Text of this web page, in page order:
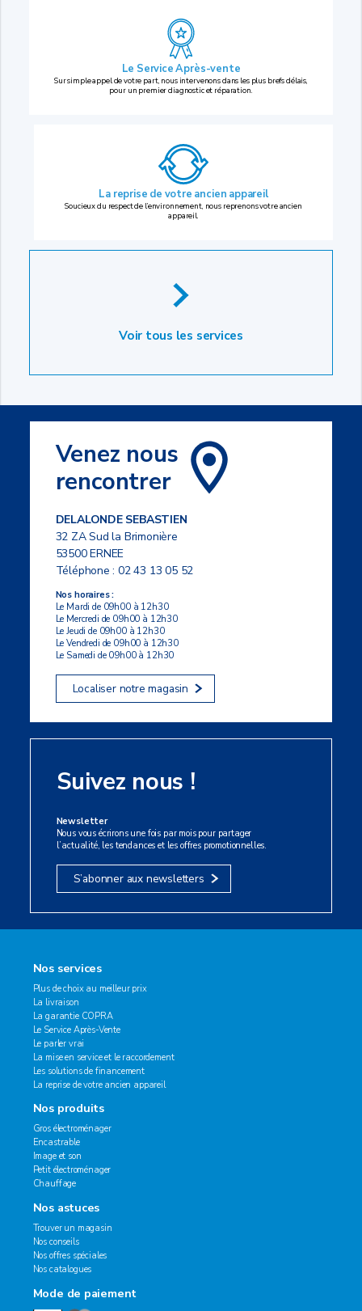
Le Service Après-vente
Sur simple appel de votre part, nous intervenons dans les plus brefs délais,
pour un premier diagnostic et réparation.
La reprise de votre ancien appareil
Soucieux du respect de l’environnement, nous reprenons votre ancien
appareil.
Voir tous les services
Venez nous
rencontrer
DELALONDE SEBASTIEN
32 ZA Sud la Brimonière
53500 ERNEE
Téléphone :02 43 13 05 52
Nos horaires :
Le Mardi de 09h00 à 12h30
Le Mercredi de 09h00 à 12h30
Le Jeudi de 09h00 à 12h30
Le Vendredi de 09h00 à 12h30
Le Samedi de 09h00 à 12h30
Localiser notre magasin
Suivez nous !
Newsletter
Nous vous écrirons une fois par mois pour partager
l’actualité, les tendances et les offres promotionnelles.
S’abonner aux newsletters
Nos services
Plus de choix au meilleur prix
La livraison
La garantie COPRA
Le Service Après-Vente
Le parler vrai
La mise en service et le raccordement
Les solutions de financement
La reprise de votre ancien appareil
Nos produits
Gros électroménager
Encastrable
Image et son
Petit électroménager
Chauffage
Nos astuces
Trouver un magasin
Nos conseils
Nos offres spéciales
Nos catalogues
Mode de paiement